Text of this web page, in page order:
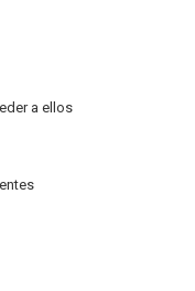
a ellos